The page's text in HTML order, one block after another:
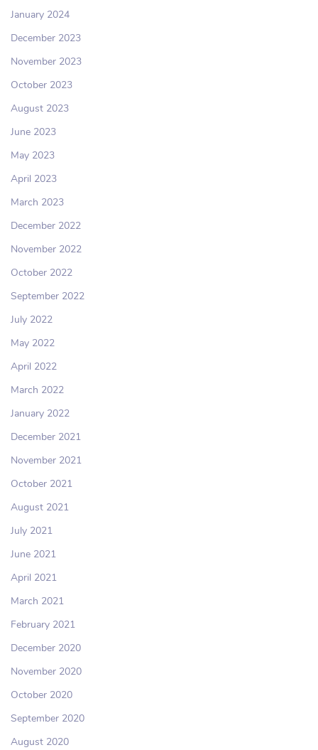
January 2024
December 2023
November 2023
October 2023
August 2023
June 2023
May 2023
April 2023
March 2023
December 2022
November 2022
October 2022
September 2022
July 2022
May 2022
April 2022
March 2022
January 2022
December 2021
November 2021
October 2021
August 2021
July 2021
June 2021
April 2021
March 2021
February 2021
December 2020
November 2020
October 2020
September 2020
August 2020